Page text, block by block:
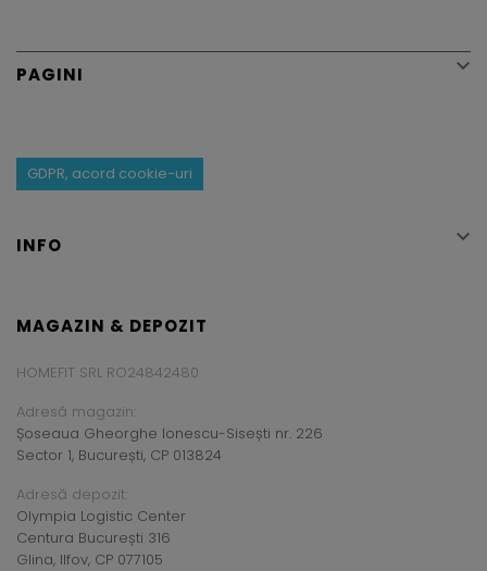
PAGINI 
GDPR, acord cookie-uri
INFO 
MAGAZIN & DEPOZIT
HOMEFIT SRL RO24842480
Adresă magazin:
Șoseaua Gheorghe Ionescu-Sisești nr. 226
Sector 1, București, CP 013824
Adresă depozit:
Olympia Logistic Center
Centura București 316
Glina, Ilfov, CP 077105